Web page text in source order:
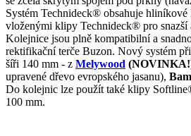
Systém Technideck® obsahuje hliníkové
vloženými klipy Technideck® pro
Kolejnice jsou plně kompatibilní a
rektifikační terče Buzon. Nový systém
šíři 140 mm - z Melywood
upravené dřevo evropského jasanu),
Do kolejnic lze použít také klipy Softline
100 mm.